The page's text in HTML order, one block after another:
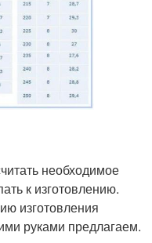
необходимое
к изготовлению.
изготовления
руками предлагаем.